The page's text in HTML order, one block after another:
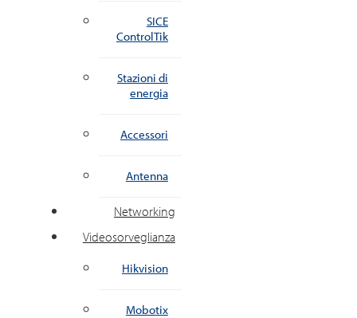
SICE
ControlTik
Stazioni di
energia
Accessori
Antenna
Networking
Videosorveglianza
Hikvision
Mobotix